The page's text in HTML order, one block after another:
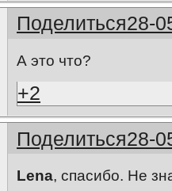
Поделиться28-
А это что?
+2
Поделиться28-
Lena, спасибо. Не